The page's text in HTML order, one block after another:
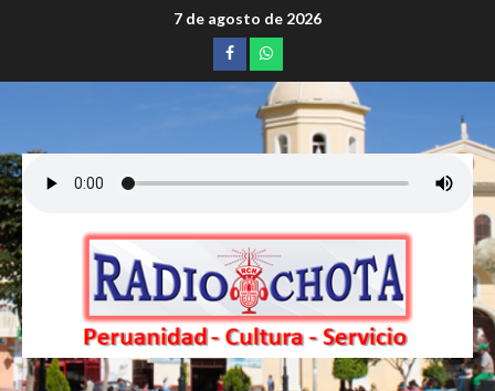
7 de agosto de 2026
Facebookwhatsapp